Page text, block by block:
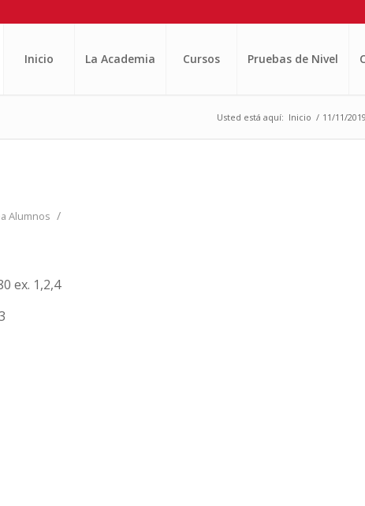
Inicio La Academia Cursos Pruebas de Nivel
Usted está aquí: Inicio / 11/11/2019
Alumnos /
ex. 1,2,4